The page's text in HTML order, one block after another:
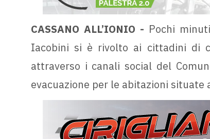
CASSANO ALL’IONIO - Pochi
Iacobini si è rivolto ai cittadini di
attraverso i canali social del
evacuazione per le abitazioni